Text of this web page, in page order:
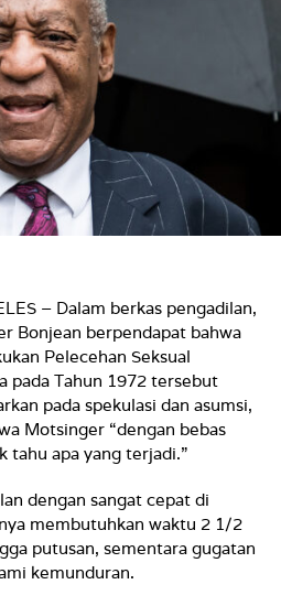
– Dalam berkas pengadilan,
Bonjean berpendapat bahwa
Pelecehan Seksual
pada Tahun 1972 tersebut
pada spekulasi dan asumsi,
Motsinger “dengan bebas
tahu apa yang terjadi.”
dengan sangat cepat di
membutuhkan waktu 2 1/2
putusan, sementara gugatan
kemunduran.